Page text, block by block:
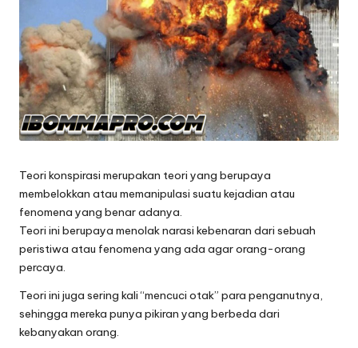
Teori konspirasi merupakan teori yang berupaya
membelokkan atau memanipulasi suatu kejadian atau
fenomena yang benar adanya.
Teori ini berupaya menolak narasi kebenaran dari sebuah
peristiwa atau fenomena yang ada agar orang-orang
percaya.
Teori ini juga sering kali “mencuci otak” para penganutnya,
sehingga mereka punya pikiran yang berbeda dari
kebanyakan orang.